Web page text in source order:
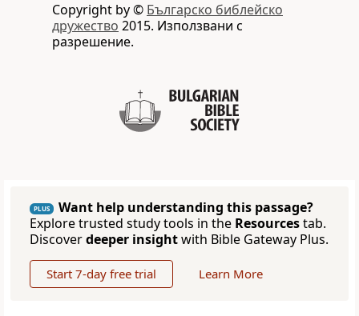
Copyright by © Българско библейско
дружество 2015. Използвани с
разрешение.
PLUS
Want help understanding this passage?
Explore trusted study tools in the Resourcestab.
Discoverdeeper insightwith Bible Gateway Plus.
Start 7-day free trial Learn More